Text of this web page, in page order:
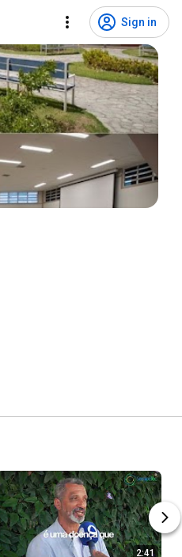
Sign in
2:41